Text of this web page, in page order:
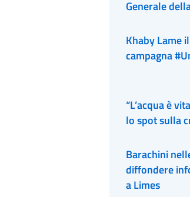
Generale
Khaby Lame
campagna
“L’acqua è
lo spot sulla
Barachini
diffondere
a Limes